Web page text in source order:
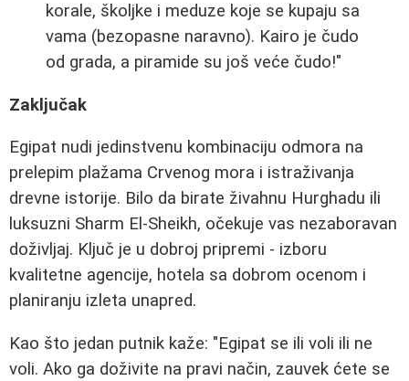
korale, školjke i meduze koje se kupaju sa
vama (bezopasne naravno). Kairo je čudo
od grada, a piramide su još veće čudo!"
Zaključak
Egipat nudi jedinstvenu kombinaciju odmora na
prelepim plažama Crvenog mora i istraživanja
drevne istorije. Bilo da birate živahnu Hurghadu ili
luksuzni Sharm El-Sheikh, očekuje vas nezaboravan
doživljaj. Ključ je u dobroj pripremi - izboru
kvalitetne agencije, hotela sa dobrom ocenom i
planiranju izleta unapred.
Kao što jedan putnik kaže: "Egipat se ili voli ili ne
voli. Ako ga doživite na pravi način, zauvek ćete se